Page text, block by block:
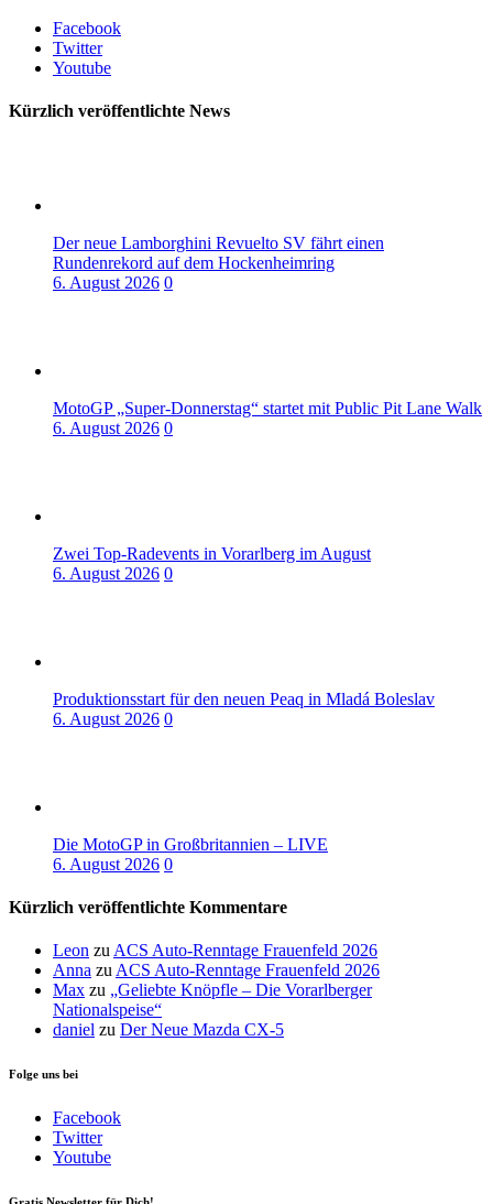
Facebook
Twitter
Youtube
Kürzlich veröffentlichte News
Der neue Lamborghini Revuelto SV fährt einen
Rundenrekord auf dem Hockenheimring
6. August 2026 0
MotoGP „Super-Donnerstag“ startet mit Public Pit Lane Walk
6. August 2026 0
Zwei Top-Radevents in Vorarlberg im August
6. August 2026 0
Produktionsstart für den neuen Peaq in Mladá Boleslav
6. August 2026 0
Die MotoGP in Großbritannien – LIVE
6. August 2026 0
Kürzlich veröffentlichte Kommentare
Leon zu ACS Auto-Renntage Frauenfeld 2026
Anna zu ACS Auto-Renntage Frauenfeld 2026
Max zu „Geliebte Knöpfle – Die Vorarlberger
Nationalspeise“
daniel zu Der Neue Mazda CX-5
Folge uns bei
Facebook
Twitter
Youtube